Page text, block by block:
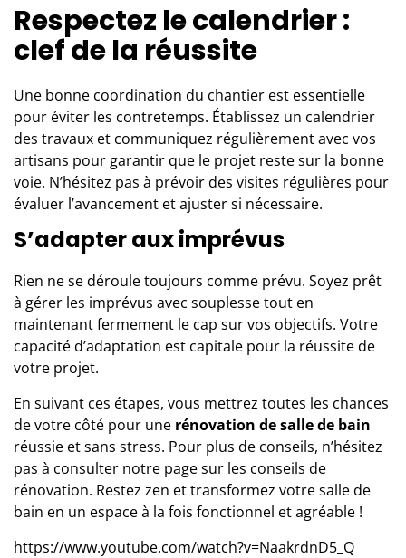
Respectez le calendrier :
clef de la réussite
Une bonne coordination du chantier est essentielle
pour éviter les contretemps. Établissez un calendrier
des travaux et communiquez régulièrement avec vos
artisans pour garantir que le projet reste sur la bonne
voie. N’hésitez pas à prévoir des visites régulières pour
évaluer l’avancement et ajuster si nécessaire.
S’adapter aux imprévus
Rien ne se déroule toujours comme prévu. Soyez prêt
à gérer les imprévus avec souplesse tout en
maintenant fermement le cap sur vos objectifs. Votre
capacité d’adaptation est capitale pour la réussite de
votre projet.
En suivant ces étapes, vous mettrez toutes les chances
de votre côté pour une rénovation de salle de bain
réussie et sans stress. Pour plus de conseils, n’hésitez
pas à consulter notre page sur les conseils de
rénovation. Restez zen et transformez votre salle de
bain en un espace à la fois fonctionnel et agréable !
https://www.youtube.com/watch?v=NaakrdnD5_Q